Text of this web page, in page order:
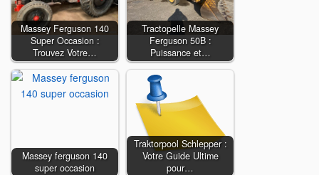
Massey Ferguson 140
Super Occasion :
Trouvez Votre…
Tractopelle Massey
Ferguson 50B :
Puissance et…
Massey ferguson 140
super occasion
Traktorpool Schlepper :
Votre Guide Ultime
pour…